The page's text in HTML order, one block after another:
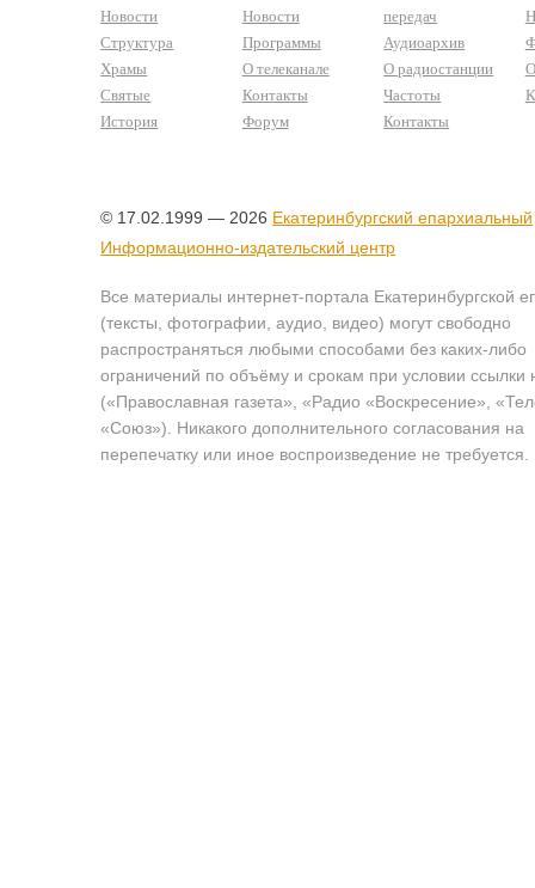
Новости
Структура
Храмы
Святые
История
Новости
Программы
О телеканале
Контакты
Форум
передач
Аудиоархив
О радиостанции
Частоты
Контакты
© 17.02.1999 — 2026 Екатеринбургский епархиальный
Информационно-издательский центр
Все материалы интернет-портала Екатеринбургской
(тексты, фотографии, аудио, видео) могут свободно
распространяться любыми способами без каких-либо
ограничений по объёму и срокам при условии ссылки
(«Православная газета», «Радио «Воскресение»,
«Союз»). Никакого дополнительного согласования на
перепечатку или иное воспроизведение не требуется.